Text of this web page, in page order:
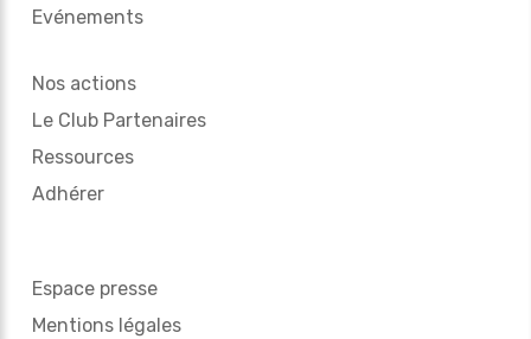
Evénements
Nos actions
Le Club Partenaires
Ressources
Adhérer
Espace presse
Mentions légales